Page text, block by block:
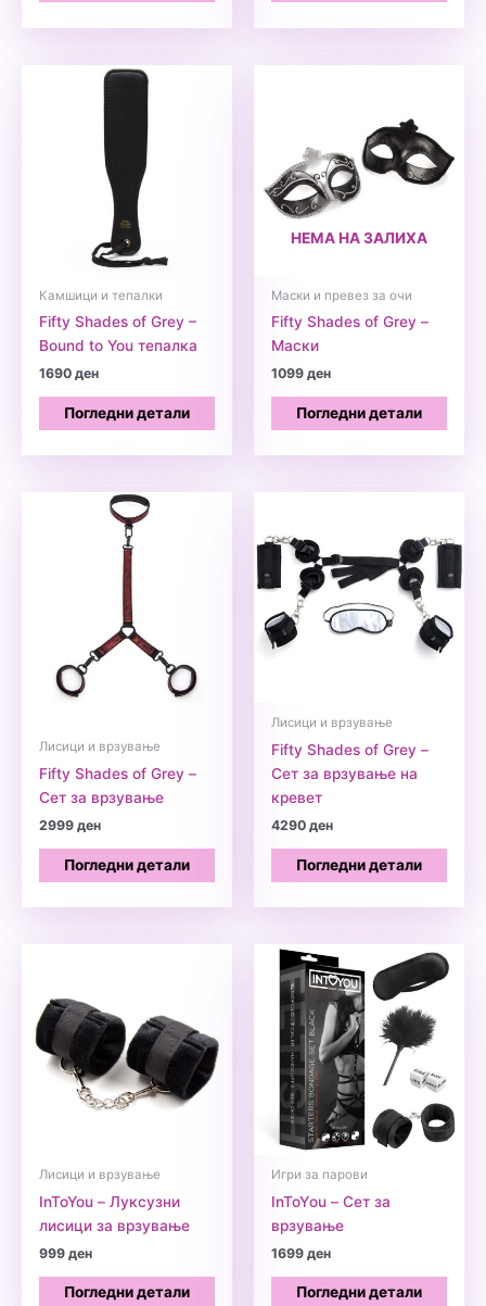
Камшици и тепалки
Fifty Shades of Grey –
Bound to You тепалка
1690ден
Погледни детали
НЕМА НА ЗАЛИХА
Маски и превез за очи
Fifty Shades of Grey –
Маски
1099ден
Погледни детали
Лисици и врзување
Fifty Shades of Grey –
Сет за врзување
2999ден
Погледни детали
Лисици и врзување
Fifty Shades of Grey –
Сет за врзување на
кревет
4290ден
Погледни детали
Лисици и врзување
InToYou – Луксузни
лисици за врзување
999ден
Погледни детали
Игри за парови
InToYоu – Сет за
врзување
1699ден
Погледни детали